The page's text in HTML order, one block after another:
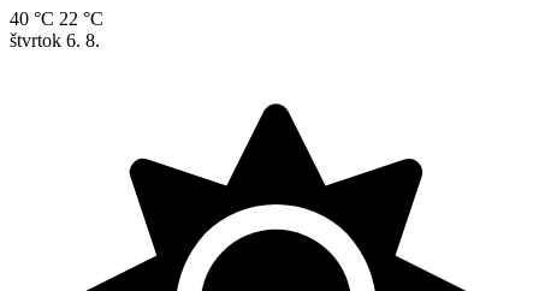
40 °C 22 °C
štvrtok 6. 8.